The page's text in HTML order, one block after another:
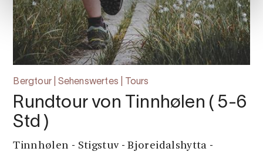
Bergtour | Sehenswertes | Tours
Rundtour von Tinnhølen ( 5-6
Std )
Tinnhølen - Stigstuv - Bjoreidalshytta -